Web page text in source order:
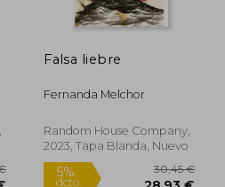
Falsa liebre
Fernanda Melchor
Random House Company,
2023, Tapa Blanda, Nuevo